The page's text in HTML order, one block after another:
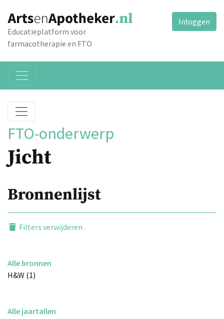
Educatieplatform voor
farmacotherapie en FTO
Inloggen
FTO-onderwerp
Jicht
Bronnenlijst
Filters verwijderen
Alle bronnen
H&W (1)
Alle jaartallen